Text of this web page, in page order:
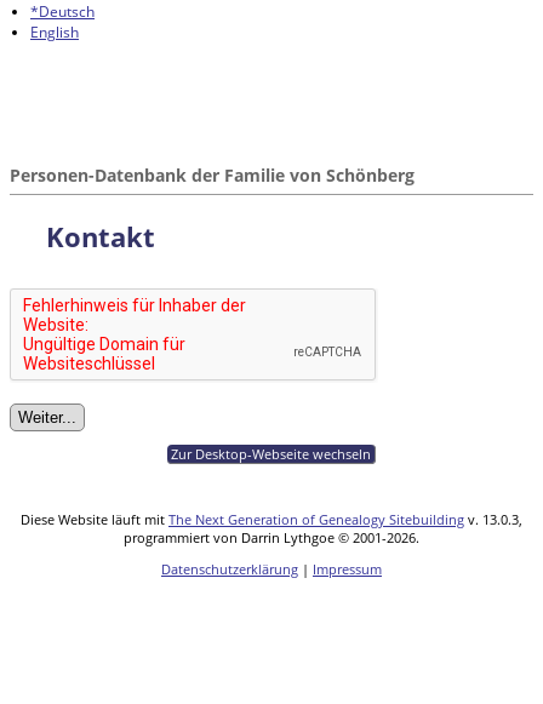
*Deutsch
English
Personen-Datenbank der Familie von Schönberg
Kontakt
Zur Desktop-Webseite wechseln
Diese Website läuft mit The Next Generation of Genealogy Sitebuilding v. 13.0.3,
programmiert von Darrin Lythgoe © 2001-2026.
Datenschutzerklärung | Impressum